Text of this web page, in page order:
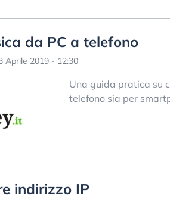
da PC a telefono
Aprile 2019 - 12:30
Una guida pratica su
telefono sia per
indirizzo IP